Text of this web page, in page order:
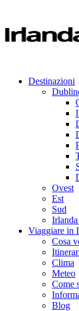
Destinazioni
Ovest
Est
Sud
Viaggiare in
Cosa
Clima
Meteo
Come
Blog